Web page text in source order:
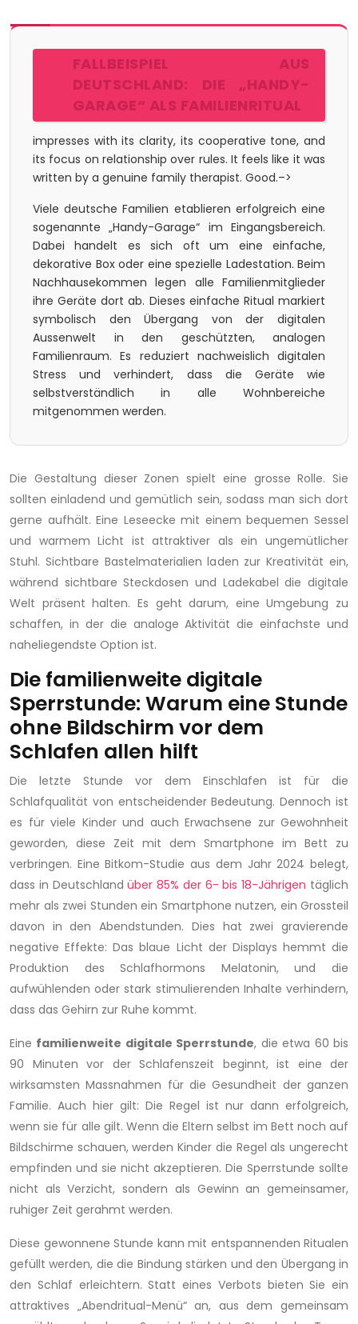
FALLBEISPIEL AUS
DEUTSCHLAND: DIE „HANDY-
GARAGE“ ALS FAMILIENRITUAL
impresses with its clarity, its cooperative tone, and
its focus on relationship over rules. It feels like it was
written by a genuine family therapist. Good.–>
Viele deutsche Familien etablieren erfolgreich eine
sogenannte „Handy-Garage“ im Eingangsbereich.
Dabei handelt es sich oft um eine einfache,
dekorative Box oder eine spezielle Ladestation. Beim
Nachhausekommen legen alle Familienmitglieder
ihre Geräte dort ab. Dieses einfache Ritual markiert
symbolisch den Übergang von der digitalen
Aussenwelt in den geschützten, analogen
Familienraum. Es reduziert nachweislich digitalen
Stress und verhindert, dass die Geräte wie
selbstverständlich in alle Wohnbereiche
mitgenommen werden.
Die Gestaltung dieser Zonen spielt eine grosse Rolle. Sie
sollten einladend und gemütlich sein, sodass man sich dort
gerne aufhält. Eine Leseecke mit einem bequemen Sessel
und warmem Licht ist attraktiver als ein ungemütlicher
Stuhl. Sichtbare Bastelmaterialien laden zur Kreativität ein,
während sichtbare Steckdosen und Ladekabel die digitale
Welt präsent halten. Es geht darum, eine Umgebung zu
schaffen, in der die analoge Aktivität die einfachste und
naheliegendste Option ist.
Die familienweite digitale
Sperrstunde: Warum eine Stunde
ohne Bildschirm vor dem
Schlafen allen hilft
Die letzte Stunde vor dem Einschlafen ist für die
Schlafqualität von entscheidender Bedeutung. Dennoch ist
es für viele Kinder und auch Erwachsene zur Gewohnheit
geworden, diese Zeit mit dem Smartphone im Bett zu
verbringen. Eine Bitkom-Studie aus dem Jahr 2024 belegt,
dass in Deutschlandüber 85% der 6- bis 18-Jährigen täglich
mehr als zwei Stunden ein Smartphone nutzen, ein Grossteil
davon in den Abendstunden. Dies hat zwei gravierende
negative Effekte: Das blaue Licht der Displays hemmt die
Produktion des Schlafhormons Melatonin, und die
aufwühlenden oder stark stimulierenden Inhalte verhindern,
dass das Gehirn zur Ruhe kommt.
Eine familienweite digitale Sperrstunde, die etwa 60 bis
90 Minuten vor der Schlafenszeit beginnt, ist eine der
wirksamsten Massnahmen für die Gesundheit der ganzen
Familie. Auch hier gilt: Die Regel ist nur dann erfolgreich,
wenn sie für alle gilt. Wenn die Eltern selbst im Bett noch auf
Bildschirme schauen, werden Kinder die Regel als ungerecht
empfinden und sie nicht akzeptieren. Die Sperrstunde sollte
nicht als Verzicht, sondern als Gewinn an gemeinsamer,
ruhiger Zeit gerahmt werden.
Diese gewonnene Stunde kann mit entspannenden Ritualen
gefüllt werden, die die Bindung stärken und den Übergang in
den Schlaf erleichtern. Statt eines Verbots bieten Sie ein
attraktives „Abendritual-Menü“ an, aus dem gemeinsam